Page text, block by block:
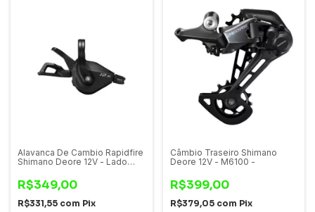
Alavanca De Cambio Rapidfire
Shimano Deore 12V - Lado
R$349,00
R$331,55 com Pix
Câmbio Traseiro Shimano
Deore 12V - M6100 -
R$399,00
R$379,05 com Pix